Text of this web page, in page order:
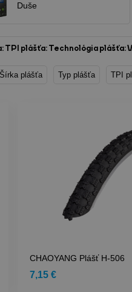
Duše
TPI plášťa:Technológia plášťa:
Šírka plášťa Typ plášťa TPI
CHAOYANG Plášť H-506
7,15 €